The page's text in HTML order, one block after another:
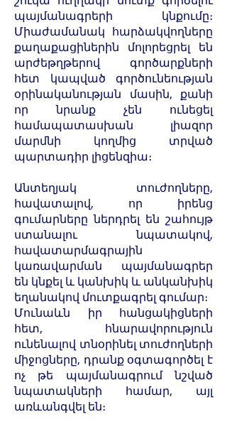
պայմանագրերի կնքումը։
Միաժամանակ հարձակվողները
քաղաքացիներին մոլորեցրել են
արժեթղթերով գործարքների
հետ կապված գործունեության
օրինականության մասին, քանի
որ նրանք չեն ունեցել
համապատասխան լիազոր
մարմնի կողմից տրված
պարտադիր լիցենզիա։
Անտեղյակ տուժողները,
հավատալով, որ իրենց
գումարները ներդրել են շահույթ
ստանալու նպատակով,
հավատարմագրային
կառավարման պայմանագրեր
են կնքել և կանխիկ և անկանխիկ
եղանակով մուտքագրել գումար։
Մունաևն իր հանցակիցների
հետ, հնարավորություն
ունենալով տնօրինել տուժողների
միջոցները, դրանք օգտագործել է
ոչ թե պայմանագրում նշված
նպատակների համար, այլ
առևանգվել են։